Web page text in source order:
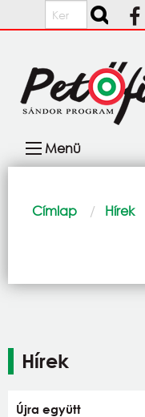
Ugrás a tartalomra
Keresés
navigáció
Menü
Morzsa
Címlap Hírek
Hírek
Újra együtt